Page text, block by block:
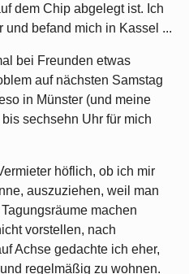
dem Chip abgelegt ist. Ich
und befand mich in Kassel ...
bei Freunden etwas
auf nächsten Samstag
in Münster (und meine
sechsehn Uhr für mich
höflich, ob ich mir
auszuziehen, weil man
machen
vorstellen, nach
Achse gedachte ich eher,
regelmäßig zu wohnen.